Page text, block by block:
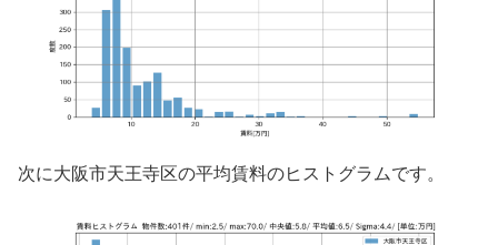
次に大阪市天王寺区の平均賃料のヒストグラムです。